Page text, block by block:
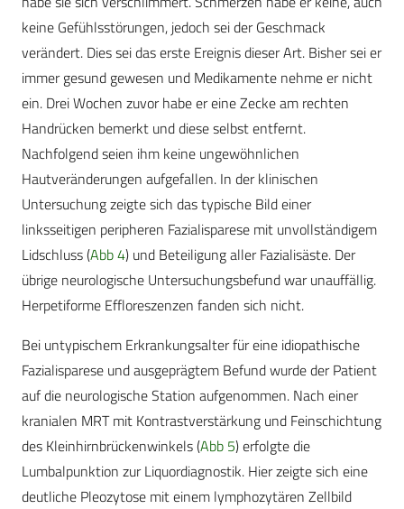
keine Gefühlsstörungen, jedoch sei der Geschmack
verändert. Dies sei das erste Ereignis dieser Art. Bisher sei er
immer gesund gewesen und Medikamente nehme er nicht
ein. Drei Wochen zuvor habe er eine Zecke am rechten
Handrücken bemerkt und diese selbst entfernt.
Nachfolgend seien ihm keine ungewöhnlichen
Hautveränderungen aufgefallen. In der klinischen
Untersuchung zeigte sich das typische Bild einer
linksseitigen peripheren Fazialisparese mit unvollständigem
Lidschluss (Abb 4) und Beteiligung aller Fazialisäste. Der
übrige neurologische Untersuchungsbefund war unauffällig.
Herpetiforme Effloreszenzen fanden sich nicht.
Bei untypischem Erkrankungsalter für eine idiopathische
Fazialisparese und ausgeprägtem Befund wurde der Patient
auf die neurologische Station aufgenommen. Nach einer
kranialen MRT mit Kontrastverstärkung und Feinschichtung
des Kleinhirnbrückenwinkels (Abb 5) erfolgte die
Lumbalpunktion zur Liquordiagnostik. Hier zeigte sich eine
deutliche Pleozytose mit einem lymphozytären Zellbild